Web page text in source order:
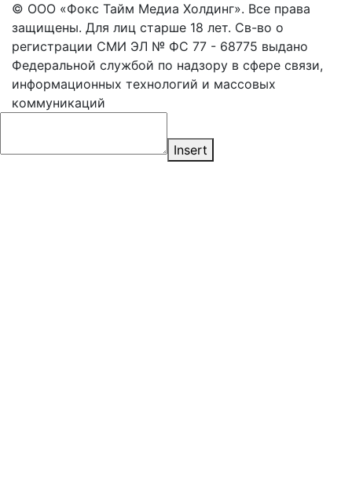
© ООО «Фокс Тайм Медиа Холдинг». Все права
защищены. Для лиц старше 18 лет. Св-во о
регистрации СМИ ЭЛ № ФС 77 - 68775 выдано
Федеральной службой по надзору в сфере связи,
информационных технологий и массовых
коммуникаций
Insert